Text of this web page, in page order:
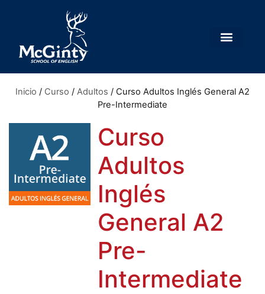
Inicio / Curso / Adultos / Curso Adultos Inglés General A2
Pre-Intermediate
Curso
Adultos
Inglés
General A2
Pre-
Intermediate